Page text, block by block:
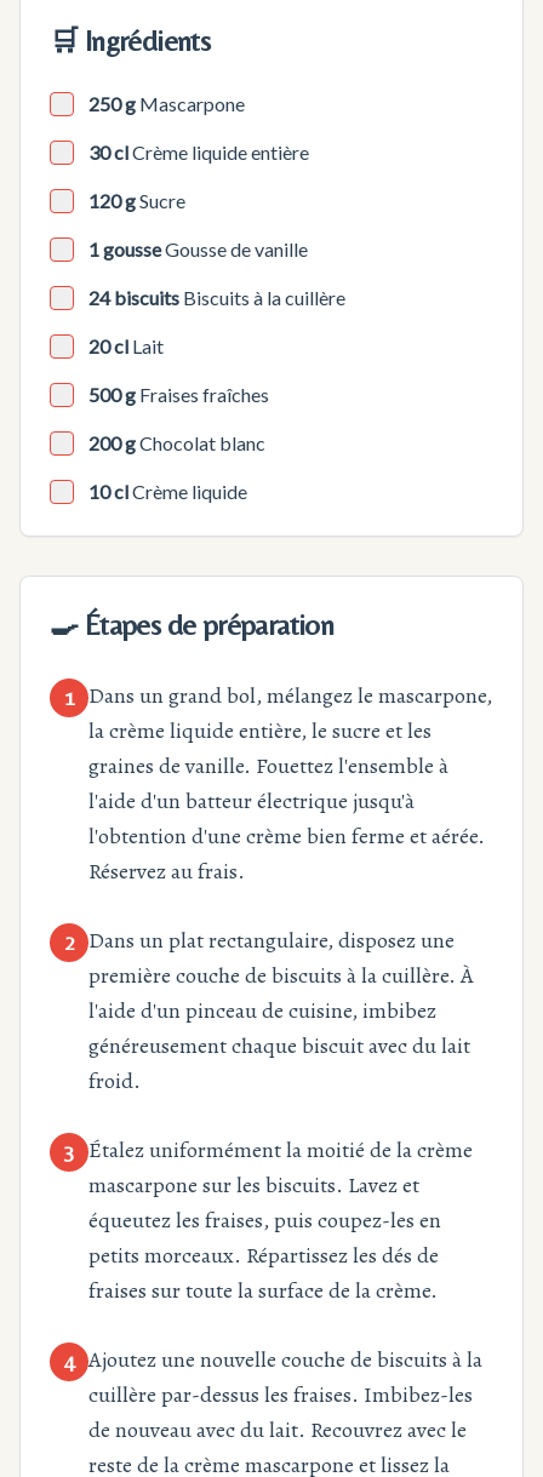
🛒 Ingrédients
250 g Mascarpone
30 clCrème liquide entière
120 gSucre
1 gousseGousse de vanille
24 biscuits Biscuits à la cuillère
20 cl Lait
500 g Fraises fraîches
200 gChocolat blanc
10 clCrème liquide
🍳 Étapes de préparation
1 Dans un grand bol, mélangez le mascarpone,
la crème liquide entière, le sucre et les
graines de vanille. Fouettez l'ensemble à
l'aide d'un batteur électrique jusqu'à
l'obtention d'une crème bien ferme et aérée.
Réservez au frais.
2 Dans un plat rectangulaire, disposez une
première couche de biscuits à la cuillère. À
l'aide d'un pinceau de cuisine, imbibez
généreusement chaque biscuit avec du lait
froid.
3
Étalez uniformément la moitié de la crème
mascarpone sur les biscuits. Lavez et
équeutez les fraises, puis coupez-les en
petits morceaux. Répartissez les dés de
fraises sur toute la surface de la crème.
4 Ajoutez une nouvelle couche de biscuits à la
cuillère par-dessus les fraises. Imbibez-les
de nouveau avec du lait. Recouvrez avec le
reste de la crème mascarpone et lissez la